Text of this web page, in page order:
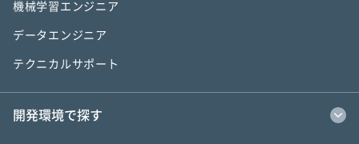
機械学習エンジニア
データエンジニア
テクニカルサポート
開発環境で探す